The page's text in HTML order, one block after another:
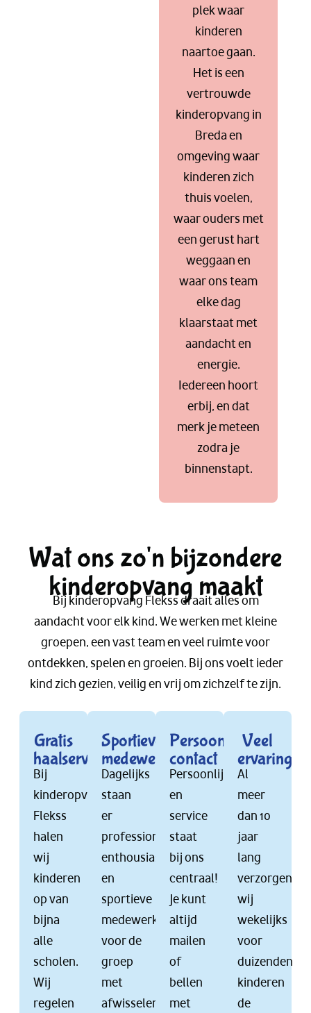
plek waar
kinderen
naartoe gaan.
Het is een
vertrouwde
kinderopvang in
Breda en
omgeving waar
kinderen zich
thuis voelen,
waar ouders met
een gerust hart
weggaan en
waar ons team
elke dag
klaarstaat met
aandacht en
energie.
Iedereen hoort
erbij, en dat
merk je meteen
zodra je
binnenstapt.
Wat ons zo'n bijzondere
kinderopvang maakt
Bij kinderopvang Flekss draait alles om
aandacht voor elk kind. We werken met kleine
groepen, een vast team en veel ruimte voor
ontdekken, spelen en groeien. Bij ons voelt ieder
kind zich gezien, veilig en vrij om zichzelf te zijn.
Gratis
haalservice
Bij
kinderopvang
Flekss
halen
wij
kinderen
op van
bijna
alle
scholen.
Wij
regelen
Sportieve
medewerkers
Dagelijks
staan
er
professionele,
enthousiaste
en
sportieve
medewerkers
voor de
groep
met
afwisselende
Persoonlijk
contact
Persoonlijkheid
en
service
staat
bij ons
centraal!
Je kunt
altijd
mailen
of
bellen
met
Veel
ervaring
Al
meer
dan 10
jaar
lang
verzorgen
wij
wekelijks
voor
duizenden
kinderen
de